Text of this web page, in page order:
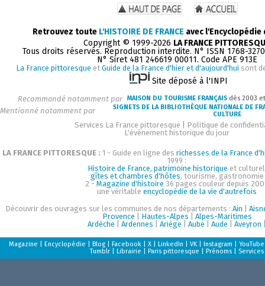
Retrouvez toute L'HISTOIRE DE FRANCE avec
Copyright © 1999-2026 LA FRANCE
Tous droits réservés. Reproduction interdite. N° ISSN 1768-
N° Siret 481 246619 00011. Code APE 913E
La France pittoresque et Guide de la France d'hier et d'aujourd'hui sont
Site déposé à l'INPI
Recommandé notamment par MAISON DU TOURISME FRANÇAIS dès 2003
Mentionné notamment par
SIGNETS DE LA BIBLIOTHÈQUE NATIONALE DE
CULTURE
Services La France pittoresque
Politique de
L'événement historique du jour
LA FRANCE PITTORESQUE : 1 - Guide en ligne des richesses de la France
1999 :
Histoire de France, patrimoine historique et
gîtes et chambres d'hôtes, tourisme, gastronomie
2 - Magazine d'histoire 36 pages couleur depuis
une véritableencyclopédie de la vie d'autrefois
Découvrir des ouvrages sur les communes de nos départements :Ain |
Provence
Hautes-Alpes
Alpes-Maritimes
Ardèche |Ardennes |Ariège |Aube |Aude |Aveyron
Magazine |Encyclopédie |Blog |Facebook |X |LinkedIn |VK |Instagram |YouTube
Tumblr |Librairie |Paris pittoresque |Prénoms Services